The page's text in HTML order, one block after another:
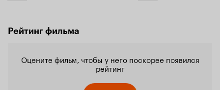
Рейтинг фильма
Оцените фильм, чтобы у него поскорее появился
рейтинг